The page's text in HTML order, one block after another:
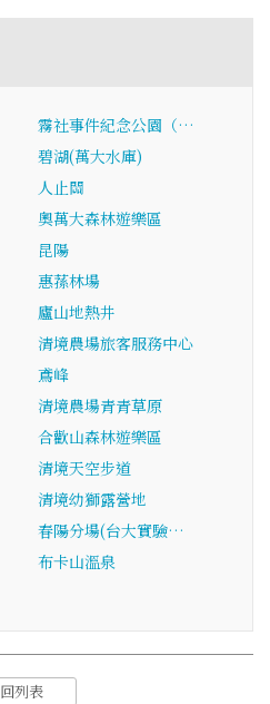
霧社事件紀念公園（…
碧湖(萬大水庫)
人止關
奧萬大森林遊樂區
昆陽
惠蓀林場
廬山地熱井
清境農場旅客服務中心
鳶峰
清境農場青青草原
合歡山森林遊樂區
清境天空步道
清境幼獅露營地
春陽分場(台大實驗…
布卡山溫泉
回列表